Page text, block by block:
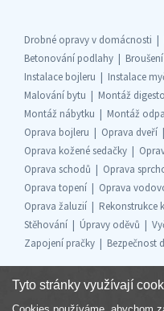
Drobné opravy v domácnosti
Betonování podlahy
Instalace bojleru
Instalace
Malování bytu
Montáž
Montáž nábytku
Montáž
Oprava bojleru
Oprava dveří
Oprava kožené sedačky
Oprava schodů
Oprava
Oprava topení
Oprava
Oprava žaluzií
Rekonstrukce
Stěhování
Úpravy oděvů
Zapojení pračky
Bezpečnost
Tyto stránky využívají